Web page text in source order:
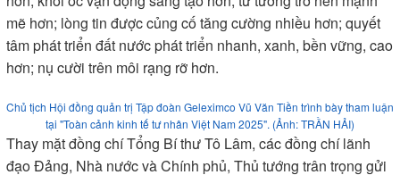
Các đại biểu tham dự "Toàn cảnh kinh tế tư nhân Việt Nam 2025". (Ảnh: TRẦN
HẢI)
Phát biểu ý kiến tại sự kiện, Thủ tướng Phạm Minh Chính
tịch Hồ Chí Minh gửi thư cho giới công thương của cả nước;
chào mừng Ngày Doanh nhân Việt Nam 13/10, Thủ tướng
đến dự sự kiện này với tâm thế “3 cùng”: Cùng chia sẻ tư duy